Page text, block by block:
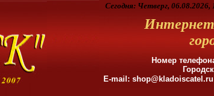
Сегодня: Четверг, 06.08.2026,
Номер
E-mail: shop@kladoiscatel.ru